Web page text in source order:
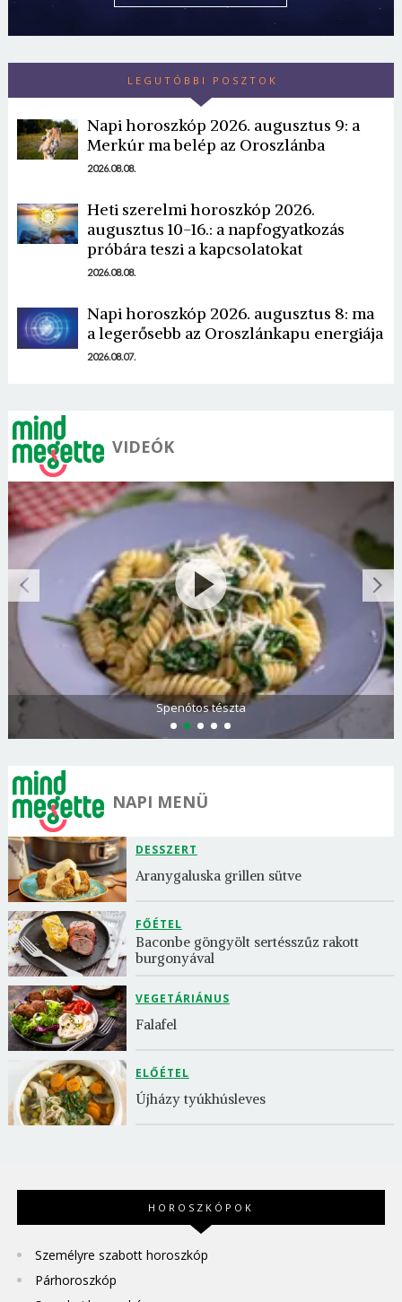
LEGUTÓBBI POSZTOK
Napi horoszkóp 2026. augusztus 9: a
Merkúr ma belép az Oroszlánba
2026.08.08.
Heti szerelmi horoszkóp 2026.
augusztus 10-16.: a napfogyatkozás
próbára teszi a kapcsolatokat
2026.08.08.
Napi horoszkóp 2026. augusztus 8: ma
a legerősebb az Oroszlánkapu energiája
2026.08.07.
VIDEÓK
Spenótos tészta
NAPI MENÜ
DESSZERT
Aranygaluska grillen sütve
FŐÉTEL
Baconbe göngyölt sertésszűz rakott
burgonyával
VEGETÁRIÁNUS
Falafel
ELŐÉTEL
Újházy tyúkhúsleves
HOROSZKÓPOK
Személyre szabott horoszkóp
Párhoroszkóp
Borsonline bejelentkezés
E-mail cím vagy felhasználónév
Jelszó